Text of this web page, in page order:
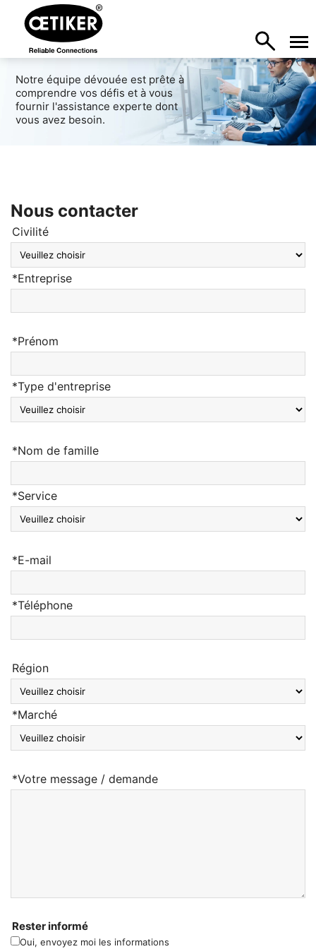
Notre équipe dévouée est prête à
comprendre vos défis et à vous
fournir l'assistance experte dont
vous avez besoin.
Nous contacter
Civilité
*Entreprise
*Prénom
*Type d'entreprise
*Nom de famille
*Service
*E-mail
*Téléphone
Région
*Marché
*Votre message / demande
Rester informé
Oui, envoyez moi les informations